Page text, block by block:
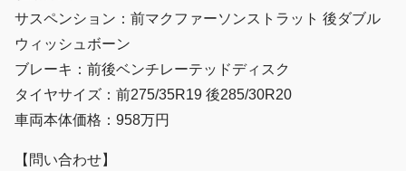
サスペンション：前マクファーソンストラット 後ダブル
ウィッシュボーン
ブレーキ：前後ベンチレーテッドディスク
タイヤサイズ：前275/35R19 後285/30R20
車両本体価格：958万円
【問い合わせ】